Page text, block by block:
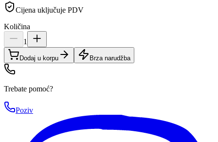
Cijena uključuje PDV
Količina
1
Dodaj u korpu Brza narudžba
Trebate pomoć?
Poziv